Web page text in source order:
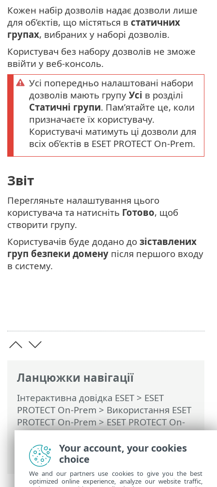
Ланцюжки навігації
Інтерактивна довідка ESET> ESET
PROTECT On-Prem > Використання ESET
PROTECT On-Prem>ESET PROTECT On-
Prem Головне меню> Докладніше >
Права доступу >Користувачі> Додати
зіставлену групу безпеки домену
Кожен набір дозволів надає дозволи лише
для об’єктів, що містяться в статичних
групах, вибраних у наборі дозволів.
Користувач без набору дозволів не зможе
ввійти у веб-консоль.
Усі попередньо налаштовані набори
дозволів мають групу Усі в розділі
Статичні групи. Пам’ятайте це, коли
призначаєте їх користувачу.
Користувачі матимуть ці дозволи для
всіх об’єктів в ESET PROTECT On-Prem.
Звіт
Перегляньте налаштування цього
користувача та натисніть Готово, щоб
створити групу.
Користувачів буде додано до зіставлених
груп безпеки домену після першого входу
в систему.
Your account, your cookies
choice
We and our partners use cookies to give you the best
optimized online experience, analyze our website traffic,